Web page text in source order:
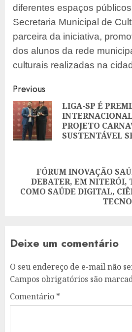
diferentes espaços
Secretaria Municipal de
parceira da iniciativa,
dos alunos da rede
culturais realizadas na
Post
navigation
Previous
LIGA-SP É
PROJETO
SUSTENTÁVEL
Next
post:
FÓRUM INOVAÇÃO
DEBATER, EM NITERÓI,
COMO SAÚDE DIGITAL,
Deixe um comentário
O seu endereço de e-mail não
Campos obrigatórios são
Comentário *